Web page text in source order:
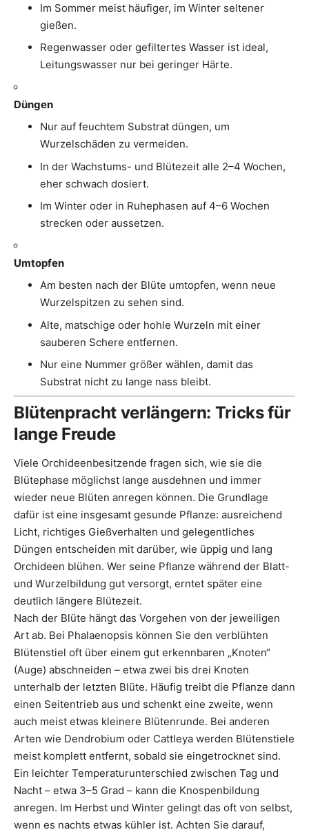
Im Sommer meist häufiger, im Winter seltener
gießen.
Regenwasser oder gefiltertes Wasser ist ideal,
Leitungswasser nur bei geringer Härte.
Düngen
Nur auf feuchtem Substrat düngen, um
Wurzelschäden zu vermeiden.
In der Wachstums- und Blütezeit alle 2–4 Wochen,
eher schwach dosiert.
Im Winter oder in Ruhephasen auf 4–6 Wochen
strecken oder aussetzen.
Umtopfen
Am besten nach der Blüte umtopfen, wenn neue
Wurzelspitzen zu sehen sind.
Alte, matschige oder hohle Wurzeln mit einer
sauberen Schere entfernen.
Nur eine Nummer größer wählen, damit das
Substrat nicht zu lange nass bleibt.
Blütenpracht verlängern: Tricks für
lange Freude
Viele Orchideenbesitzende fragen sich, wie sie die
Blütephase möglichst lange ausdehnen und immer
wieder neue Blüten anregen können. Die Grundlage
dafür ist eine insgesamt gesunde Pflanze: ausreichend
Licht, richtiges Gießverhalten und gelegentliches
Düngen entscheiden mit darüber, wie üppig und lang
Orchideen blühen. Wer seine Pflanze während der Blatt-
und Wurzelbildung gut versorgt, erntet später eine
deutlich längere Blütezeit.
Nach der Blüte hängt das Vorgehen von der jeweiligen
Art ab. Bei Phalaenopsis können Sie den verblühten
Blütenstiel oft über einem gut erkennbaren „Knoten“
(Auge) abschneiden – etwa zwei bis drei Knoten
unterhalb der letzten Blüte. Häufig treibt die Pflanze dann
einen Seitentrieb aus und schenkt eine zweite, wenn
auch meist etwas kleinere Blütenrunde. Bei anderen
Arten wie Dendrobium oder Cattleya werden Blütenstiele
meist komplett entfernt, sobald sie eingetrocknet sind.
Ein leichter Temperaturunterschied zwischen Tag und
Nacht – etwa 3–5 Grad – kann die Knospenbildung
anregen. Im Herbst und Winter gelingt das oft von selbst,
wenn es nachts etwas kühler ist. Achten Sie darauf,